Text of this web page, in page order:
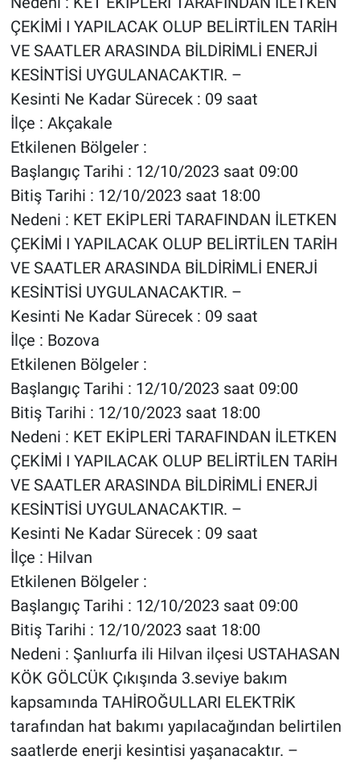
ÇEKİMİ I YAPILACAK OLUP BELİRTİLEN TARİH
VE SAATLER ARASINDA BİLDİRİMLİ ENERJİ
KESİNTİSİ UYGULANACAKTIR. –
Kesinti Ne Kadar Sürecek : 09 saat
İlçe : Akçakale
Etkilenen Bölgeler :
Başlangıç Tarihi : 12/10/2023 saat 09:00
Bitiş Tarihi : 12/10/2023 saat 18:00
Nedeni : KET EKİPLERİ TARAFINDAN İLETKEN
ÇEKİMİ I YAPILACAK OLUP BELİRTİLEN TARİH
VE SAATLER ARASINDA BİLDİRİMLİ ENERJİ
KESİNTİSİ UYGULANACAKTIR. –
Kesinti Ne Kadar Sürecek : 09 saat
İlçe : Bozova
Etkilenen Bölgeler :
Başlangıç Tarihi : 12/10/2023 saat 09:00
Bitiş Tarihi : 12/10/2023 saat 18:00
Nedeni : KET EKİPLERİ TARAFINDAN İLETKEN
ÇEKİMİ I YAPILACAK OLUP BELİRTİLEN TARİH
VE SAATLER ARASINDA BİLDİRİMLİ ENERJİ
KESİNTİSİ UYGULANACAKTIR. –
Kesinti Ne Kadar Sürecek : 09 saat
İlçe : Hilvan
Etkilenen Bölgeler :
Başlangıç Tarihi : 12/10/2023 saat 09:00
Bitiş Tarihi : 12/10/2023 saat 18:00
Nedeni : Şanlıurfa ili Hilvan ilçesi USTAHASAN
KÖK GÖLCÜK Çıkışında 3.seviye bakım
kapsamında TAHİROĞULLARI ELEKTRİK
tarafından hat bakımı yapılacağından belirtilen
saatlerde enerji kesintisi yaşanacaktır. –